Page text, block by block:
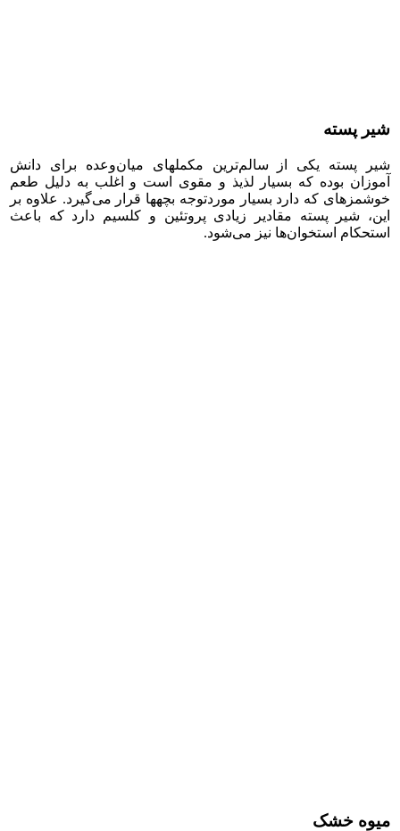
شیر پسته
شیر پسته یکی از سالم‌ترین مکمل­های میان‌وعده برای دانش
آموزان بوده که بسیار لذیذ و مقوی است و اغلب به دلیل طعم
خوشمزه­ای که دارد بسیار موردتوجه بچه­ها قرار می‌گیرد. علاوه بر
این، شیر پسته مقادیر زیادی پروتئین و کلسیم دارد که باعث
استحکام استخوان‌ها نیز می‌شود.
میوه خشک